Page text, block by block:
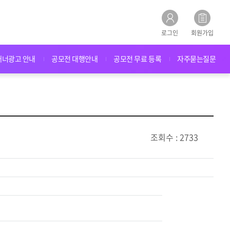
로그인 회원가입
광고 안내 공모전 대행안내 공모전 무료 등록 자주묻는질문
조회수 : 2733